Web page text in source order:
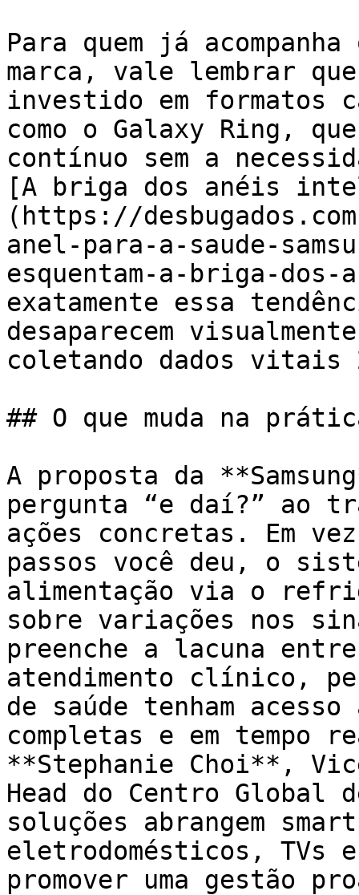
Para quem já
marca, vale lembrar
investido em formatos
como o Galaxy Ring,
contínuo sem a
[A briga dos anéis
(https://
anel-para-a-saude-
esquentam-a-briga-
exatamente essa
desaparecem
coletando dados
## O que muda na
A proposta da
pergunta “e daí?” ao
ações concretas. Em
passos você deu, o
alimentação via o
sobre variações nos
preenche a lacuna
atendimento clínico,
de saúde tenham
completas e em tempo
**Stephanie Choi**,
Head do Centro Global
soluções abrangem
eletrodomésticos, TVs
promover uma gestão